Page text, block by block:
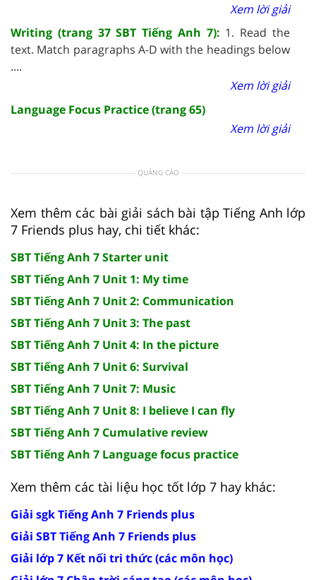
Xem lời giải
Writing (trang 37 SBT Tiếng Anh 7): 1. Read the
text. Match paragraphs A-D with the headings below
....
Xem lời giải
Language Focus Practice (trang 65)
Xem lời giải
QUẢNG CÁO
Xem thêm các bài giải sách bài tập Tiếng Anh lớp
7 Friends plus hay, chi tiết khác:
SBT Tiếng Anh 7 Starter unit
SBT Tiếng Anh 7 Unit 1: My time
SBT Tiếng Anh 7 Unit 2: Communication
SBT Tiếng Anh 7 Unit 3: The past
SBT Tiếng Anh 7 Unit 4: In the picture
SBT Tiếng Anh 7 Unit 6: Survival
SBT Tiếng Anh 7 Unit 7: Music
SBT Tiếng Anh 7 Unit 8: I believe I can fly
SBT Tiếng Anh 7 Cumulative review
SBT Tiếng Anh 7 Language focus practice
Xem thêm các tài liệu học tốt lớp 7 hay khác:
Giải sgk Tiếng Anh 7 Friends plus
Giải SBT Tiếng Anh 7 Friends plus
Giải lớp 7 Kết nối tri thức (các môn học)